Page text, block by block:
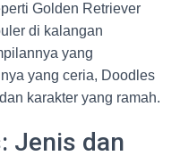
Golden Retriever
di kalangan
yang
yang ceria, Doodles
karakter yang ramah.
Jenis dan